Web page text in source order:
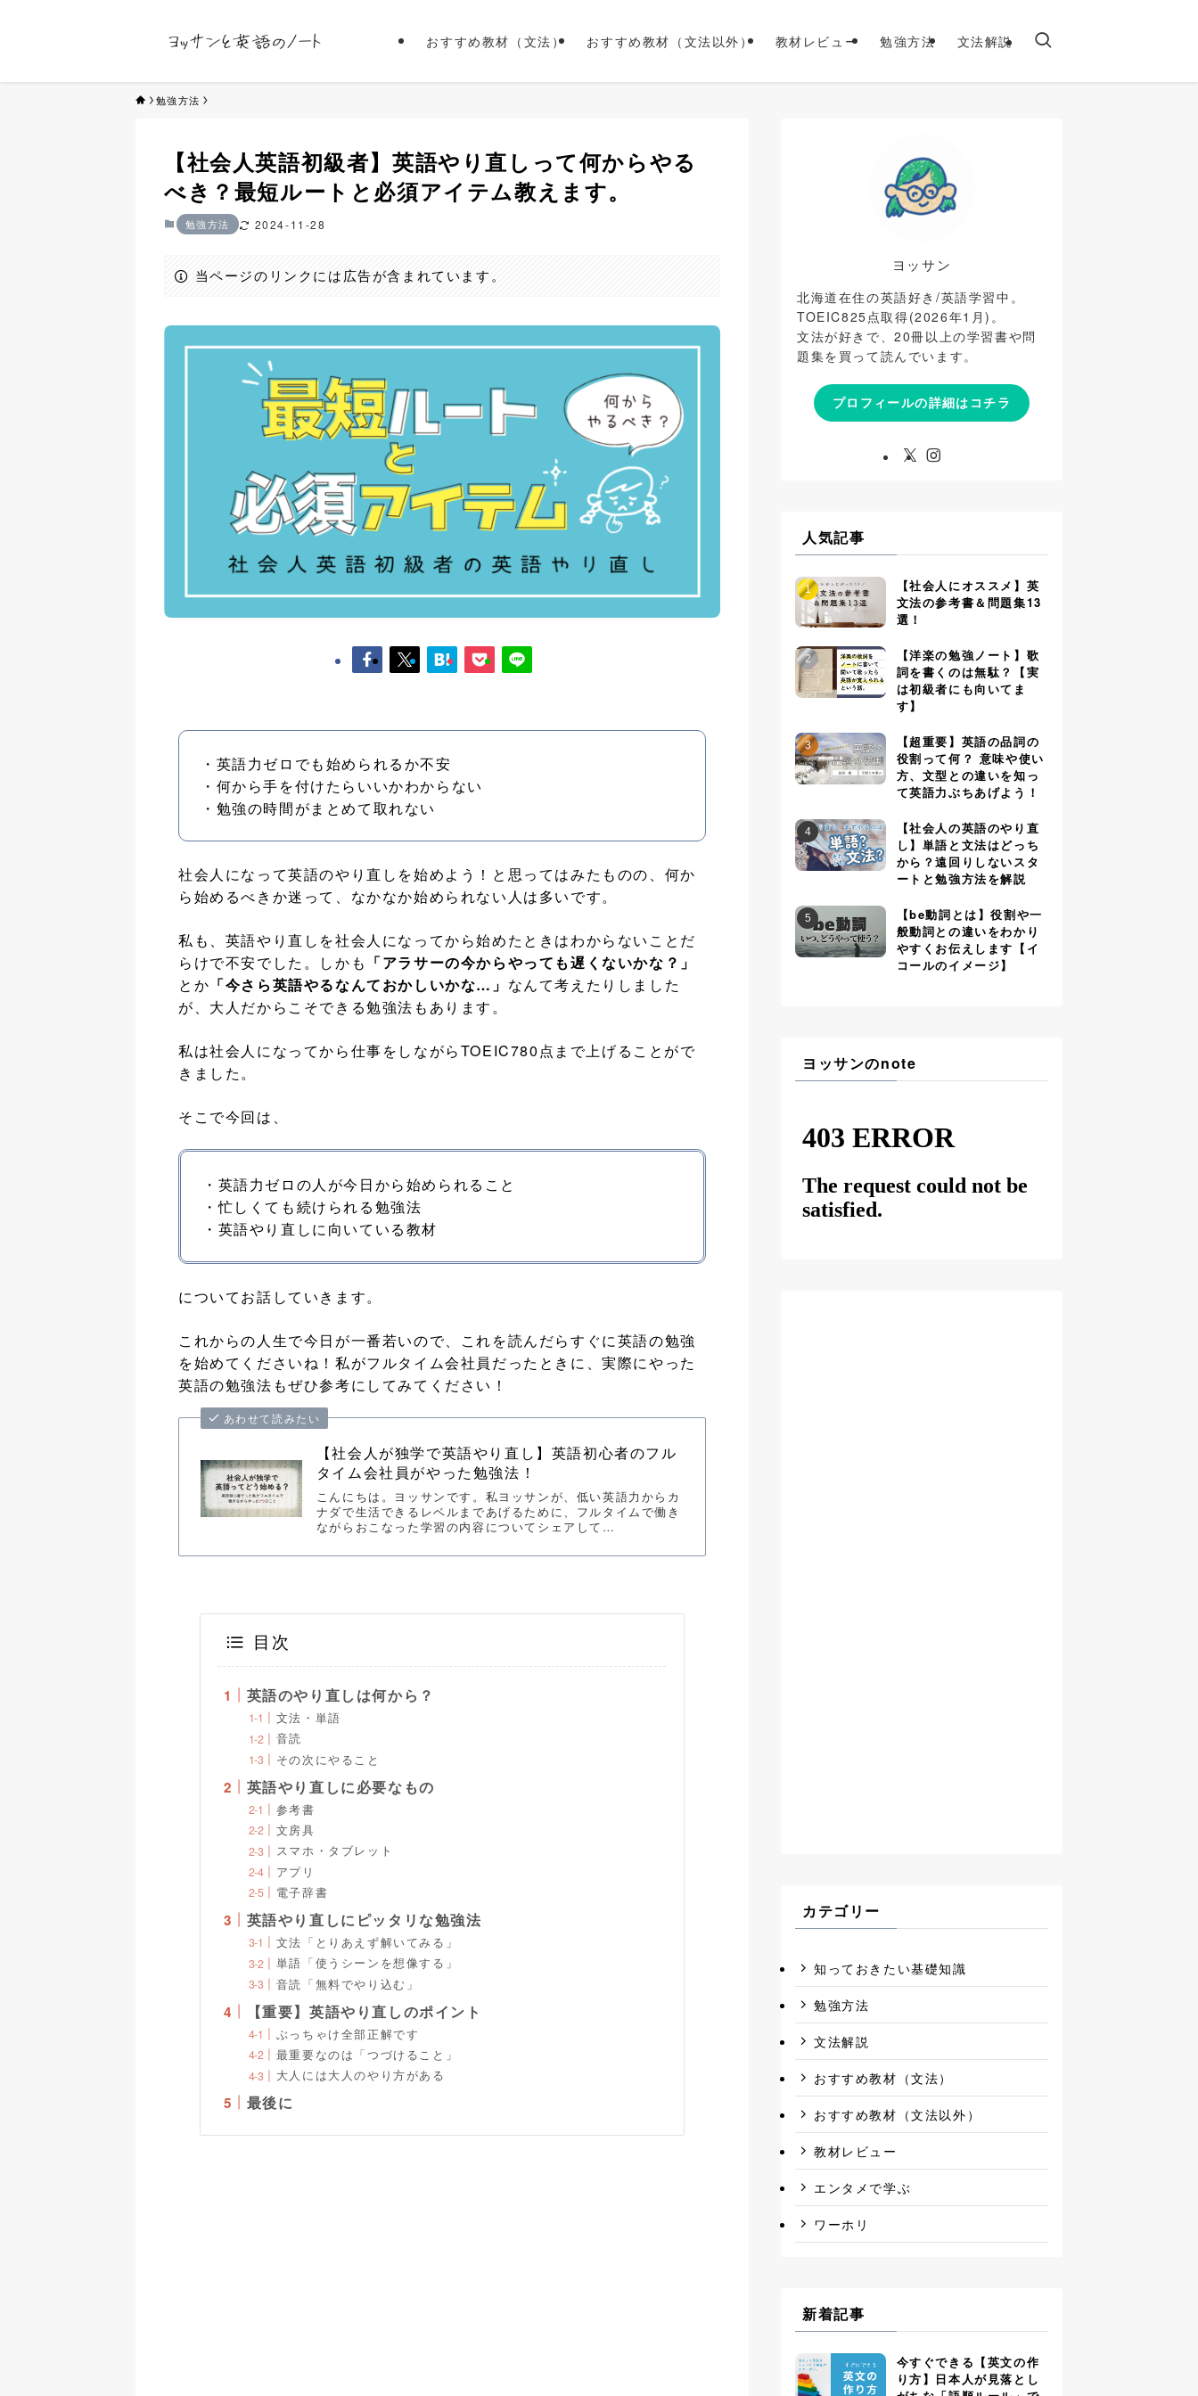
おすすめ教材（文法） おすすめ教材（文法以外） 教材レビュー 勉強方法 文法解説
勉強方法
【社会人英語初級者】英語やり直しって何からやる
べき？最短ルートと必須アイテム教えます。
勉強方法 2024-11-28
当ページのリンクには広告が含まれています。
・英語力ゼロでも始められるか不安
・何から手を付けたらいいかわからない
・勉強の時間がまとめて取れない
社会人になって英語のやり直しを始めよう！と思ってはみたものの、何か
ら始めるべきか迷って、なかなか始められない人は多いです。
私も、英語やり直しを社会人になってから始めたときはわからないことだ
らけで不安でした。しかも 「アラサーの今からやっても遅くないかな？」
とか 「今さら英語やるなんておかしいかな…」 なんて考えたりしました
が、大人だからこそできる勉強法もあります。
私は社会人になってから仕事をしながらTOEIC780点まで上げることがで
きました。
そこで今回は、
・英語力ゼロの人が今日から始められること
・忙しくても続けられる勉強法
・英語やり直しに向いている教材
についてお話していきます。
これからの人生で今日が一番若いので、これを読んだらすぐに英語の勉強
を始めてくださいね！私がフルタイム会社員だったときに、実際にやった
英語の勉強法もぜひ参考にしてみてください！
あわせて読みたい
【社会人が独学で英語やり直し】英語初心者のフル
タイム会社員がやった勉強法！
こんにちは。ヨッサンです。私ヨッサンが、低い英語力からカ
ナダで生活できるレベルまであげるために、フルタイムで働き
ながらおこなった学習の内容についてシェアして…
目次
英語のやり直しは何から？
文法・単語
音読
その次にやること
英語やり直しに必要なもの
参考書
文房具
スマホ・タブレット
アプリ
電子辞書
英語やり直しにピッタリな勉強法
文法「とりあえず解いてみる」
単語「使うシーンを想像する」
音読「無料でやり込む」
【重要】英語やり直しのポイント
ぶっちゃけ全部正解です
最重要なのは「つづけること」
大人には大人のやり方がある
最後に
ヨッサン
北海道在住の英語好き/英語学習中。
TOEIC825点取得(2026年1月)。
文法が好きで、20冊以上の学習書や問
題集を買って読んでいます。
プロフィールの詳細はコチラ
人気記事
【社会人にオススメ】英
文法の参考書＆問題集13
選！
【洋楽の勉強ノート】歌
詞を書くのは無駄？【実
は初級者にも向いてま
す】
【超重要】英語の品詞の
役割って何？ 意味や使い
方、文型との違いを知っ
て英語力ぶちあげよう！
【社会人の英語のやり直
し】単語と文法はどっち
から？遠回りしないスタ
ートと勉強方法を解説
【be動詞とは】役割や一
般動詞との違いをわかり
やすくお伝えします【イ
コールのイメージ】
ヨッサンのnote
カテゴリー
知っておきたい基礎知識
勉強方法
文法解説
おすすめ教材（文法）
おすすめ教材（文法以外）
教材レビュー
エンタメで学ぶ
ワーホリ
新着記事
今すぐできる【英文の作
り方】日本人が見落とし